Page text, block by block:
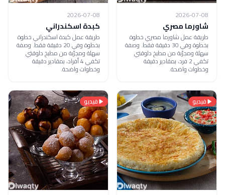
2026-07-08
شاورما مصري
طريقة عمل شاورما مصري خطوة
بخطوة وفي 30 دقيقة فقط. وصفة
سهلة ومجرّبة من مطبخ دلوقتي
تكفي 2 فرد، بمقادير دقيقة
وخطوات واضحة.
2026-07-08
كبدة اسكندراني
طريقة عمل كبدة اسكندراني خطوة
بخطوة وفي 20 دقيقة فقط. وصفة
سهلة ومجرّبة من مطبخ دلوقتي
تكفي 4 أفراد، بمقادير دقيقة
وخطوات واضحة.
فيديو فيديو